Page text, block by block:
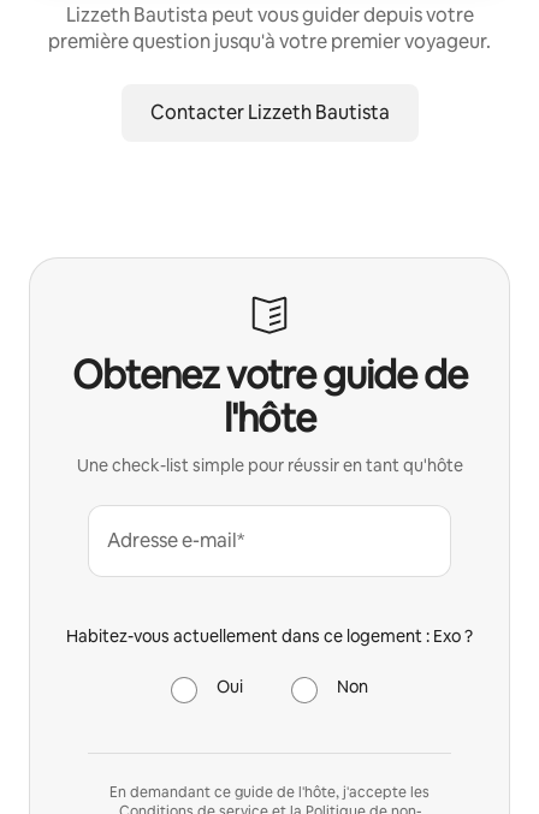
Lizzeth Bautista peut vous guider depuis votre
première question jusqu'à votre premier voyageur.
Contacter Lizzeth Bautista
Obtenez votre guide de
l'hôte
Une check-list simple pour réussir en tant qu'hôte
Adresse e-mail*
Habitez-vous actuellement dans ce logement : Exo ?
Oui Non
En demandant ce guide de l'hôte, j'accepte les